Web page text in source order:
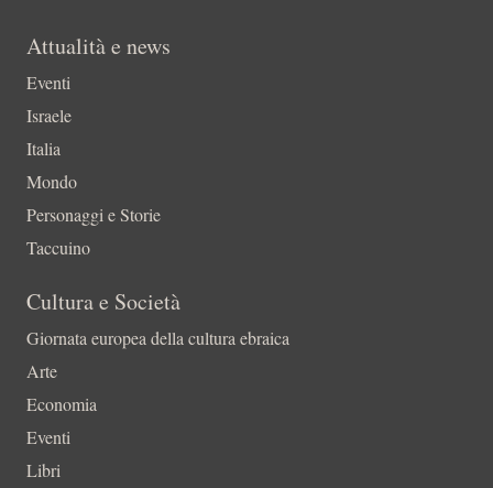
Attualità e news
Eventi
Israele
Italia
Mondo
Personaggi e Storie
Taccuino
Cultura e Società
Giornata europea della cultura ebraica
Arte
Economia
Eventi
Libri